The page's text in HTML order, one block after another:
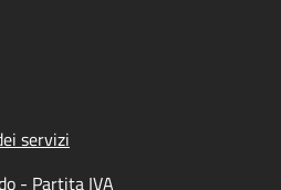
servizi
- Partita IVA